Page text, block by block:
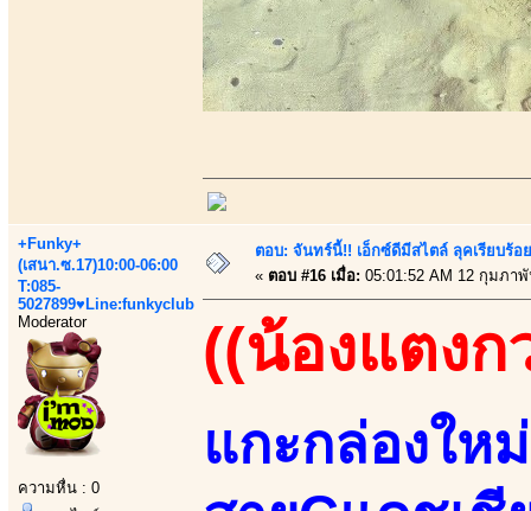
+Funky+
(เสนา.ซ.17)10:00-06:00
T:085-
5027899♥Line:funkyclub
Moderator
ความหื่น : 0
ตอบ: จันทร์นี้!! เอ็กซ์ดีมีสไตล์ ลุคเรียบร้
« ตอบ #16 เมื่อ: 05:01:52 AM 12 กุมภา
((น้องแตงก
แกะกล่องให